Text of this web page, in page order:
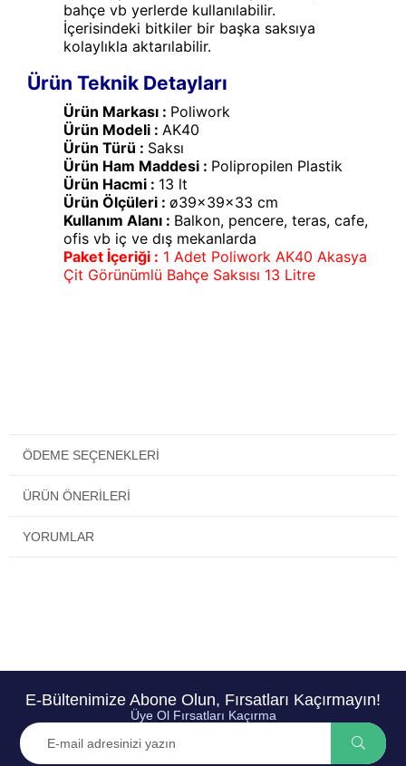
bahçe vb yerlerde kullanılabilir.
İçerisindeki bitkiler bir başka saksıya
kolaylıkla aktarılabilir.
Ürün Teknik Detayları
Ürün Markası : Poliwork
Ürün Modeli : AK40
Ürün Türü : Saksı
Ürün Ham Maddesi : Polipropilen Plastik
Ürün Hacmi : 13 lt
Ürün Ölçüleri : ø39x39x33 cm
Kullanım Alanı : Balkon, pencere, teras, cafe,
ofis vb iç ve dış mekanlarda
Paket İçeriği : 1 Adet Poliwork AK40 Akasya
Çit Görünümlü Bahçe Saksısı 13 Litre
ÖDEME SEÇENEKLERI
ÜRÜN ÖNERILERI
YORUMLAR
E-Bültenimize Abone Olun, Fırsatları Kaçırmayın!
Üye Ol Fırsatları Kaçırma